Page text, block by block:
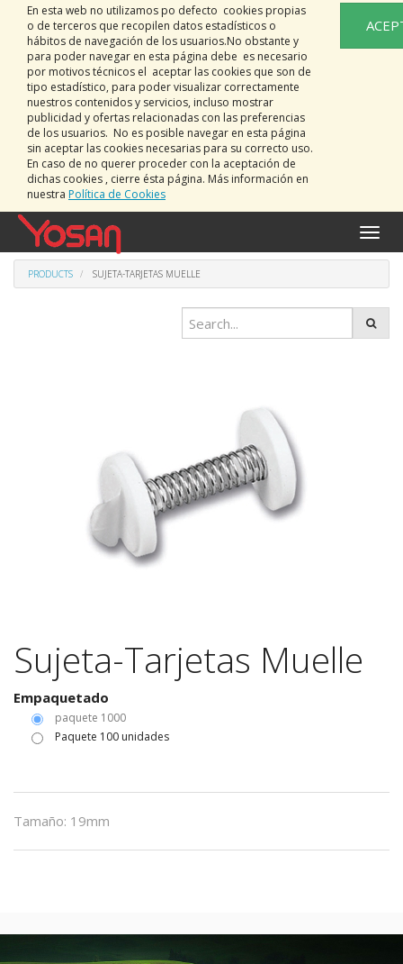
En esta web no utilizamos po defecto cookies propias
o de terceros que recopilen datos estadísticos o
hábitos de navegación de los usuarios.No obstante y
para poder navegar en esta página debe es necesario
por motivos técnicos el aceptar las cookies que son de
tipo estadístico, para poder visualizar correctamente
nuestros contenidos y servicios, incluso mostrar
publicidad y ofertas relacionadas con las preferencias
de los usuarios. No es posible navegar en esta página
sin aceptar las cookies necesarias para su correcto uso.
En caso de no querer proceder con la aceptación de
dichas cookies , cierre ésta página. Más información en
nuestra Política de Cookies
Toggle
PRODUCTS SUJETA-TARJETAS MUELLE
Sujeta-Tarjetas Muelle
Empaquetado
paquete 1000
Paquete 100 unidades
Tamaño: 19mm